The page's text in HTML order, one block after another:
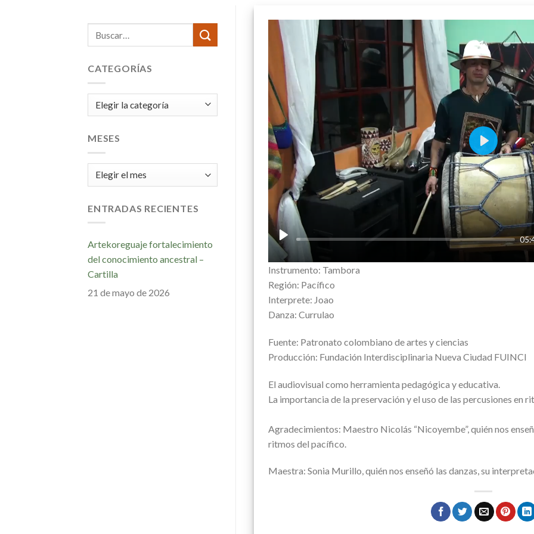
CATEGORÍAS
Categorías
MESES
Meses
ENTRADAS RECIENTES
Artekoreguaje fortalecimiento
del conocimiento ancestral –
Cartilla
21 de mayo de 2026
PLAY
Instrumento: Tambora
Región: Pacífico
Interprete: Joao
Danza: Currulao
Fuente: Patronato colombiano de artes y ciencias
Producción: Fundación Interdisciplinaria Nueva Ciudad FUINCI
El audiovisual como herramienta pedagógica y educativa.
La importancia de la preservación y el uso de las percusiones en
Agradecimientos: Maestro Nicolás “Nicoyembe”, quién nos
ritmos del pacífico.
Maestra: Sonia Murillo, quién nos enseñó las danzas, su